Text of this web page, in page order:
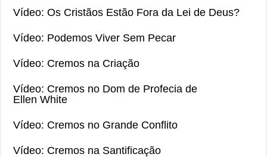
Vídeo: Os Cristãos Estão Fora da Lei de Deus?
Vídeo: Podemos Viver Sem Pecar
Vídeo: Cremos na Criação
Vídeo: Cremos no Dom de Profecia de
Ellen White
Vídeo: Cremos no Grande Conflito
Vídeo: Cremos na Santificação